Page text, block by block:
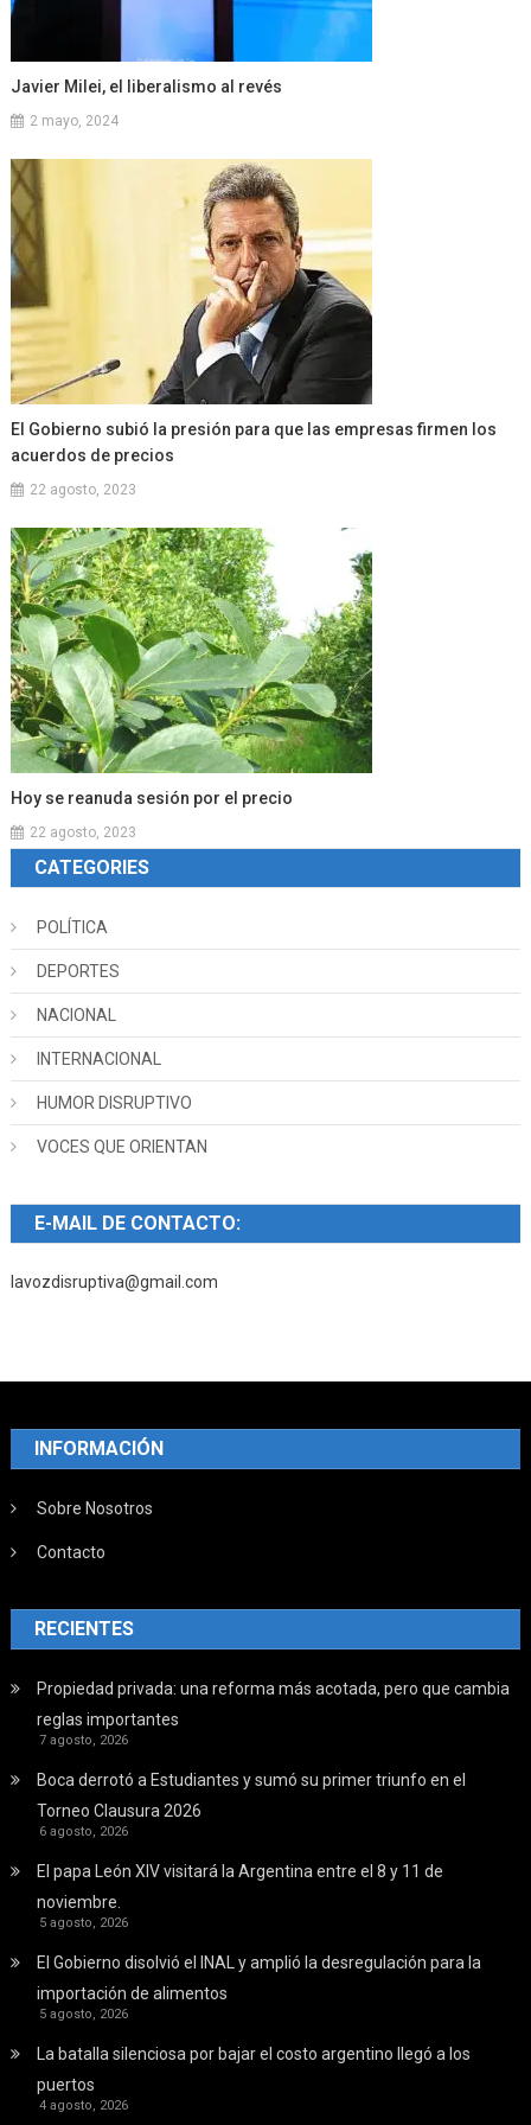
Javier Milei, el liberalismo al revés
2 mayo, 2024
El Gobierno subió la presión para que las empresas firmen los
acuerdos de precios
22 agosto, 2023
Hoy se reanuda sesión por el precio
22 agosto, 2023
CATEGORIES
POLÍTICA
DEPORTES
NACIONAL
INTERNACIONAL
HUMOR DISRUPTIVO
VOCES QUE ORIENTAN
E-MAIL DE CONTACTO:
lavozdisruptiva@gmail.com
INFORMACIÓN
Sobre Nosotros
Contacto
RECIENTES
Propiedad privada: una reforma más acotada, pero que cambia
reglas importantes
7 agosto, 2026
Boca derrotó a Estudiantes y sumó su primer triunfo en el
Torneo Clausura 2026
6 agosto, 2026
El papa León XIV visitará la Argentina entre el 8 y 11 de
noviembre.
5 agosto, 2026
El Gobierno disolvió el INAL y amplió la desregulación para la
importación de alimentos
5 agosto, 2026
La batalla silenciosa por bajar el costo argentino llegó a los
puertos
4 agosto, 2026